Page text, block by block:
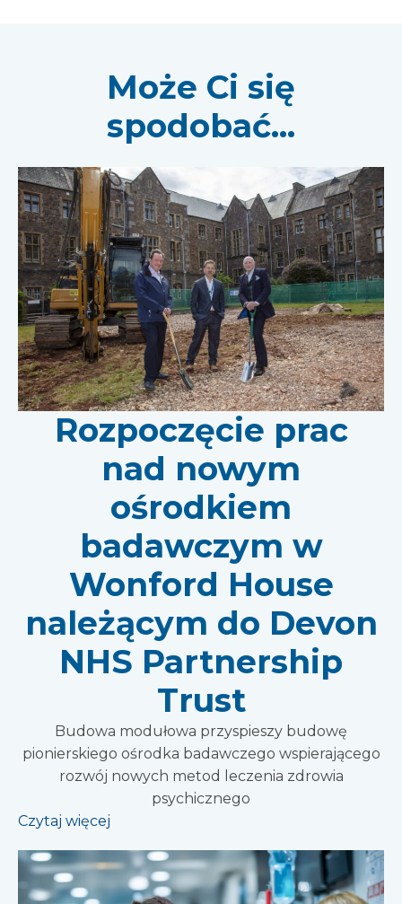
Może Ci się
spodobać...
Rozpoczęcie prac
nad nowym
ośrodkiem
badawczym w
Wonford House
należącym do Devon
NHS Partnership
Trust
Budowa modułowa przyspieszy budowę
pionierskiego ośrodka badawczego wspierającego
rozwój nowych metod leczenia zdrowia
psychicznego
Czytaj więcej